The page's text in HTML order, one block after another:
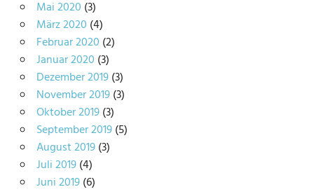
Mai 2020 (3)
März 2020 (4)
Februar 2020 (2)
Januar 2020 (3)
Dezember 2019(3)
November 2019(3)
Oktober 2019(3)
September 2019(5)
August 2019(3)
Juli 2019(4)
Juni 2019(6)